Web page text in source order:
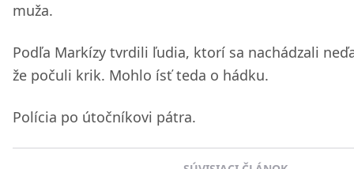
muža.
Podľa Markízy tvrdili ľudia, ktorí sa nachádzali
že počuli krik. Mohlo ísť teda o hádku.
Polícia po útočníkovi pátra.